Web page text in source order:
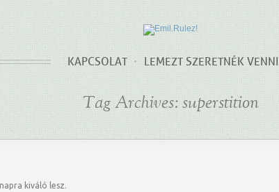
KAPCSOLAT LEMEZT SZERETNÉK VENNI
Tag Archives: superstition
kiváló lesz.